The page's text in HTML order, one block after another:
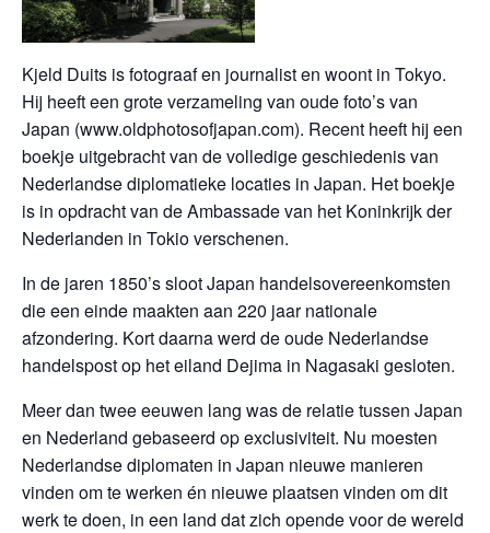
Kjeld Duits is fotograaf en journalist en woont in Tokyo.
Hij heeft een grote verzameling van oude foto’s van
Japan (www.oldphotosofjapan.com). Recent heeft hij een
boekje uitgebracht van de volledige geschiedenis van
Nederlandse diplomatieke locaties in Japan. Het boekje
is in opdracht van de Ambassade van het Koninkrijk der
Nederlanden in Tokio verschenen.
In de jaren 1850’s sloot Japan handelsovereenkomsten
die een einde maakten aan 220 jaar nationale
afzondering. Kort daarna werd de oude Nederlandse
handelspost op het eiland Dejima in Nagasaki gesloten.
Meer dan twee eeuwen lang was de relatie tussen Japan
en Nederland gebaseerd op exclusiviteit. Nu moesten
Nederlandse diplomaten in Japan nieuwe manieren
vinden om te werken én nieuwe plaatsen vinden om dit
werk te doen, in een land dat zich opende voor de wereld